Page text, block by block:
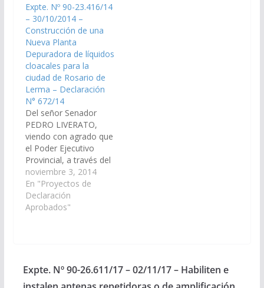
otros organismo
competentes, arbitren
las medidas necesarias
a los fines que se
ejecute la obra de
construcción de una
Nueva Planta
Depuradora de…
Expte. Nº 90-23.416/14
– 30/10/2014 –
Construcción de una
Nueva Planta
Depuradora de líquidos
cloacales para la
ciudad de Rosario de
Lerma – Declaración
N° 672/14
Del señor Senador
PEDRO LIVERATO,
viendo con agrado que
el Poder Ejecutivo
Provincial, a través del
Ministerio de
Economía,
Infraestructura y
Servicios Públicos,
a los fines que se
incorpore en el Plan de
noviembre 3, 2014
En "Proyectos de
Declaración
Aprobados"
Expte. Nº 90-26.611/17 – 02/11/17 – Habiliten e